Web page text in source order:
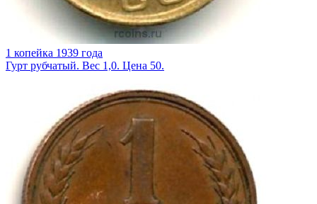
1 копейка 1939 года
Гурт рубчатый. Вес 1,0. Цена 50.